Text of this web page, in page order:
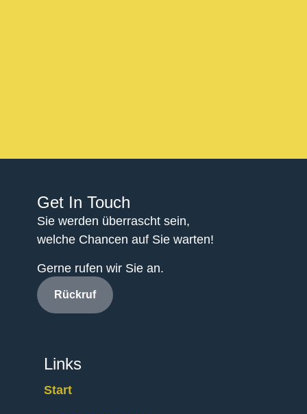
Links
Start
Get In Touch
Sie werden überrascht sein,
welche Chancen auf Sie warten!
Gerne rufen wir Sie an.
Rückruf